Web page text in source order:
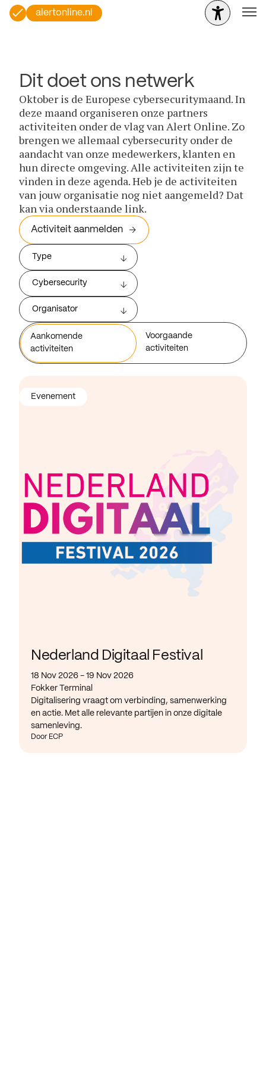
alertonline.nl
Dit doet ons netwerk
Oktober is de Europese cybersecuritymaand. In
deze maand organiseren onze partners
activiteiten onder de vlag van Alert Online. Zo
brengen we allemaal cybersecurity onder de
aandacht van onze medewerkers, klanten en
hun directe omgeving. Alle activiteiten zijn te
vinden in deze agenda. Heb je de activiteiten
van jouw organisatie nog niet aangemeld? Dat
kan via onderstaande link.
Activiteit aanmelden
Type
Cybersecurity
Organisator
Aankomende
activiteiten
Voorgaande
activiteiten
Nederland Digitaal Festival
18 Nov 2026 - 19 Nov 2026
Fokker Terminal
Digitalisering vraagt om verbinding, samenwerking
en actie. Met alle relevante partijen in onze digitale
samenleving.
Door ECP
Evenement